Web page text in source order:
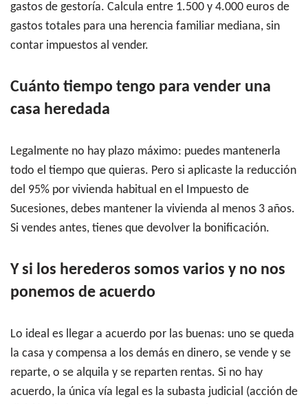
gastos de gestoría. Calcula entre 1.500 y 4.000 euros de
gastos totales para una herencia familiar mediana, sin
contar impuestos al vender.
Cuánto tiempo tengo para vender una
casa heredada
Legalmente no hay plazo máximo: puedes mantenerla
todo el tiempo que quieras. Pero si aplicaste la reducción
del 95% por vivienda habitual en el Impuesto de
Sucesiones, debes mantener la vivienda al menos 3 años.
Si vendes antes, tienes que devolver la bonificación.
Y si los herederos somos varios y no nos
ponemos de acuerdo
Lo ideal es llegar a acuerdo por las buenas: uno se queda
la casa y compensa a los demás en dinero, se vende y se
reparte, o se alquila y se reparten rentas. Si no hay
acuerdo, la única vía legal es la subasta judicial (acción de